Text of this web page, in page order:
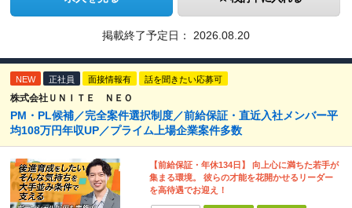
掲載終了予定日： 2026.08.20
NEW 正社員 面接情報有 話を聞きたい応募可
株式会社ＵＮＩＴＥ ＮＥＯ
PM・PL候補／完全案件選択制度／前給保証・直近入社メンバー平
均108万円年収UP／プライム上場企業案件多数
【前給保証・年休134日】 向上心に満ちた若手が
集まる環境。 彼らの才能を花開かせるリーダー
を高待遇でお迎え！